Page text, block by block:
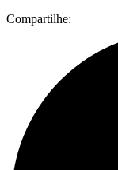
Compartilhe: